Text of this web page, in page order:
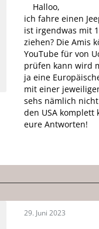
Halloo,
ich fahre einen
ist irgendwas mit
ziehen? Die Amis
YouTube für von
prüfen kann wird
ja eine
mit einer
sehs nämlich
den USA komplett
eure Antworten!
29. Juni 2023